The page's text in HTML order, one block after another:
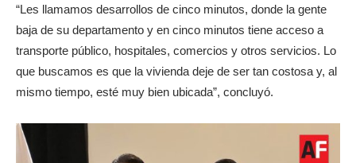
“Les llamamos desarrollos de cinco minutos, donde la gente
baja de su departamento y en cinco minutos tiene acceso a
transporte público, hospitales, comercios y otros servicios. Lo
que buscamos es que la vivienda deje de ser tan costosa y, al
mismo tiempo, esté muy bien ubicada”, concluyó.